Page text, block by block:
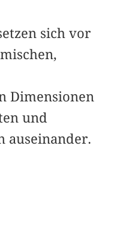
sich vor
Dimensionen
und
auseinander.